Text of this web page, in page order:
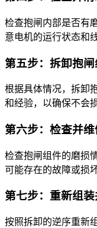
检查抱闸内部是否有
意电机的运行状态和
第五步：拆卸抱
根据具体情况，拆卸
和经验，以确保不会
第六步：检查并
检查抱闸组件的磨损
可能存在的故障或损
第七步：重新组
按照拆卸的逆序重新